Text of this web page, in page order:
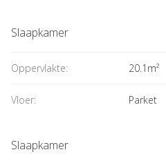
Slaapkamer
Oppervlakte: 20.1m²
Vloer: Parket
Slaapkamer